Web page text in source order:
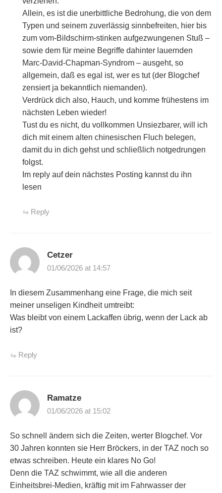
Allein, es ist die unerbittliche Bedrohung, die von dem
Typen und seinem zuverlässig sinnbefreiten, hier bis
zum vom-Bildschirm-stinken aufgezwungenen Stuß –
sowie dem für meine Begriffe dahinter lauernden
Marc-David-Chapman-Syndrom – ausgeht, so
allgemein, daß es egal ist, wer es tut (der Blogchef
zensiert ja bekanntlich niemanden).
Verdrück dich also, Hauch, und komme frühestens im
nächsten Leben wieder!
Tust du es nicht, du vollkommen Unsiezbarer, will ich
dich mit einem alten chinesischen Fluch belegen,
damit du in dich gehst und schließlich notgedrungen
folgst.
Im reply auf dein nächstes Posting kannst du ihn
lesen
Reply
Cetzer
01/06/2026 at 14:57
In diesem Zusammenhang eine Frage, die mich seit
meiner unseligen Kindheit umtreibt:
Was bleibt von einem Lackaffen übrig, wenn der Lack ab
ist?
Reply
Ramatze
01/06/2026 at 15:02
So schnell ändern sich die Zeiten, werter Blogchef. Vor
30 Jahren konnten sie Herr Bröckers, in der TAZ noch so
etwas schreiben. Heute ein klares No Go!
Denn die TAZ schwimmt, wie all die anderen
Einheitsbrei-Medien, kräftig mit im Fahrwasser der